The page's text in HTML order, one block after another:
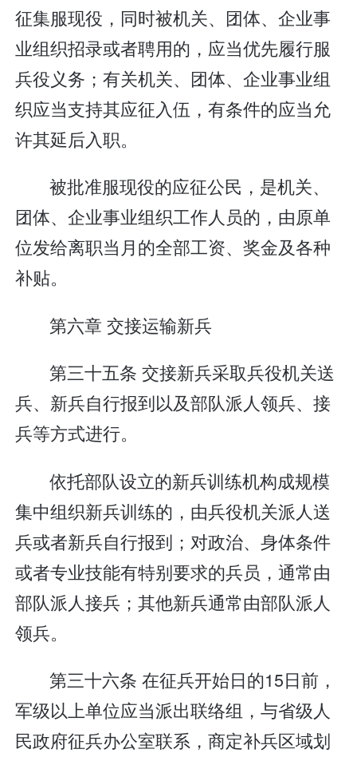
征集服现役，同时被机关、团体、企业事
业组织招录或者聘用的，应当优先履行服
兵役义务；有关机关、团体、企业事业组
织应当支持其应征入伍，有条件的应当允
许其延后入职。
被批准服现役的应征公民，是机关、
团体、企业事业组织工作人员的，由原单
位发给离职当月的全部工资、奖金及各种
补贴。
第六章 交接运输新兵
第三十五条 交接新兵采取兵役机关送
兵、新兵自行报到以及部队派人领兵、接
兵等方式进行。
依托部队设立的新兵训练机构成规模
集中组织新兵训练的，由兵役机关派人送
兵或者新兵自行报到；对政治、身体条件
或者专业技能有特别要求的兵员，通常由
部队派人接兵；其他新兵通常由部队派人
领兵。
第三十六条 在征兵开始日的15日前，
军级以上单位应当派出联络组，与省级人
民政府征兵办公室联系，商定补兵区域划